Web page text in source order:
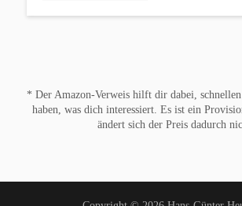
* Der Amazon-Verweis hilft dir dabei,
haben, was dich interessiert. Es ist ein
ändert sich der Preis dadurch